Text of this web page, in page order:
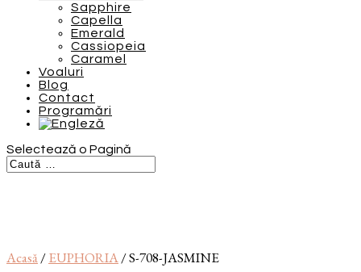
Sapphire
Capella
Emerald
Cassiopeia
Caramel
Voaluri
Blog
Contact
Programări
Selectează o Pagină
Acasă/EUPHORIA/ S-708-JASMINE